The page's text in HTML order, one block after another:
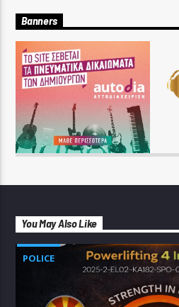
Banners
You May Also Like
POLICE